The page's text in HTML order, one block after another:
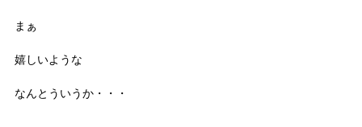
まぁ
嬉しいような
なんとういうか・・・